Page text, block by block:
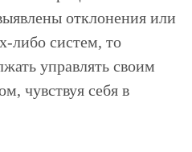
отклонения или
либо систем, то
управлять своим
чувствуя себя в